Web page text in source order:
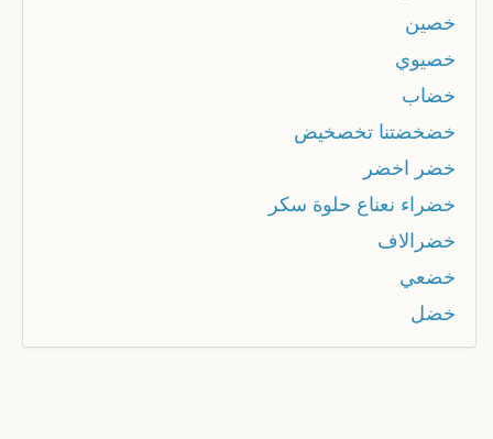
خصين
خصيوي
خضاب
خضخضتنا تخصخيض
خضر اخضر
خضراء نعناع حلوة سكر
خضرالاف
خضعي
خضل